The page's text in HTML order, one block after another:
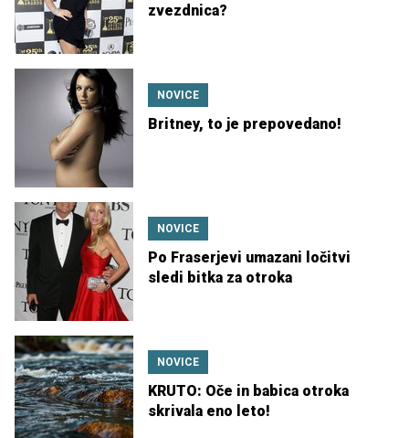
zvezdnica?
NOVICE
Britney, to je prepovedano!
NOVICE
Po Fraserjevi umazani ločitvi
sledi bitka za otroka
NOVICE
KRUTO: Oče in babica otroka
skrivala eno leto!